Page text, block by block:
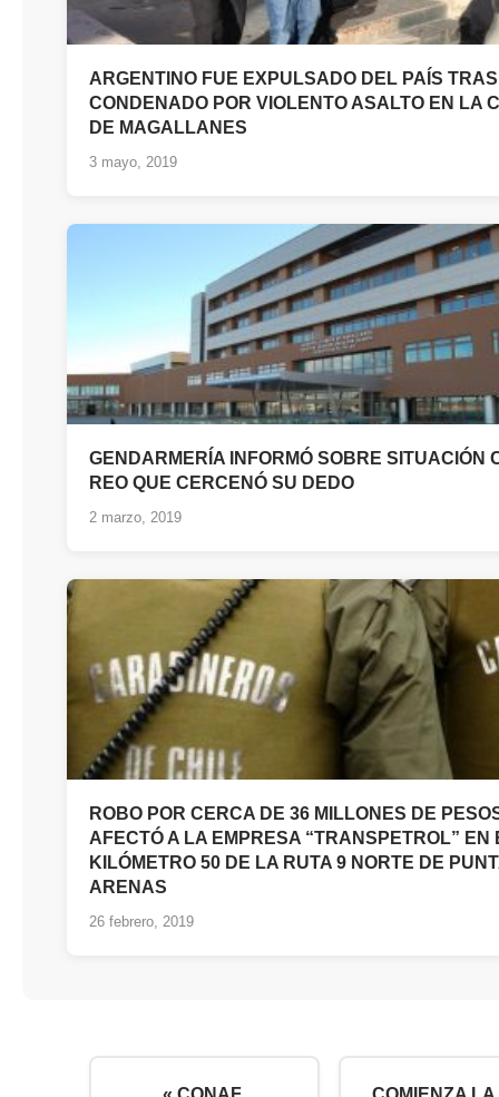
ARGENTINO FUE EXPULSADO DEL PAÍS
CONDENADO POR VIOLENTO ASALTO EN LA
DE MAGALLANES
3 mayo, 2019
GENDARMERÍA INFORMÓ SOBRE SITUACIÓN
REO QUE CERCENÓ SU DEDO
2 marzo, 2019
ROBO POR CERCA DE 36 MILLONES DE
AFECTÓ A LA EMPRESA “TRANSPETROL” EN
KILÓMETRO 50 DE LA RUTA 9 NORTE DE
ARENAS
26 febrero, 2019